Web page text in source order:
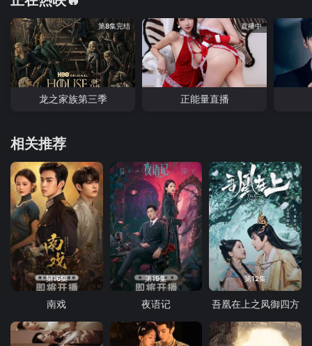
第8集完结
龙之家族第三季
直播中
正能量直播
相关推荐
第16集
南戏
第19集
夜语记
第12集
吾凰在上之凤御四方